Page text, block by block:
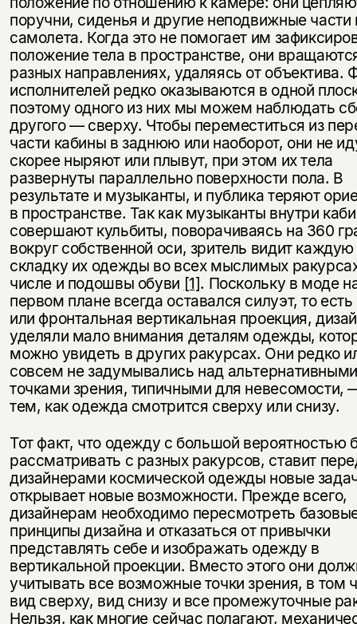
поручни, сиденья и другие неподвижные части
самолета. Когда это не помогает им
положение тела в пространстве, они
разных направлениях, удаляясь от объектива.
исполнителей редко оказываются в одной
поэтому одного из них мы можем наблюдать
другого — сверху. Чтобы переместиться из
части кабины в заднюю или наоборот, они не
скорее ныряют или плывут, при этом их тела
развернуты параллельно поверхности пола. В
результате и музыканты, и публика теряют
в пространстве. Так как музыканты внутри
совершают кульбиты, поворачиваясь на 360
вокруг собственной оси, зритель видит каждую
складку их одежды во всех мыслимых
числе и подошвы обуви [1]. Поскольку в моде
первом плане всегда оставался силуэт, то
или фронтальная вертикальная проекция,
уделяли мало внимания деталям одежды,
можно увидеть в других ракурсах. Они редко
совсем не задумывались над альтернативными
точками зрения, типичными для невесомости,
тем, как одежда смотрится сверху или снизу.
Тот факт, что одежду с большой вероятностью
рассматривать с разных ракурсов, ставит
дизайнерами космической одежды новые
открывает новые возможности. Прежде всего,
дизайнерам необходимо пересмотреть
принципы дизайна и отказаться от привычки
представлять себе и изображать одежду в
вертикальной проекции. Вместо этого они
учитывать все возможные точки зрения, в том
вид сверху, вид снизу и все промежуточные
Нельзя, как многие сейчас полагают,